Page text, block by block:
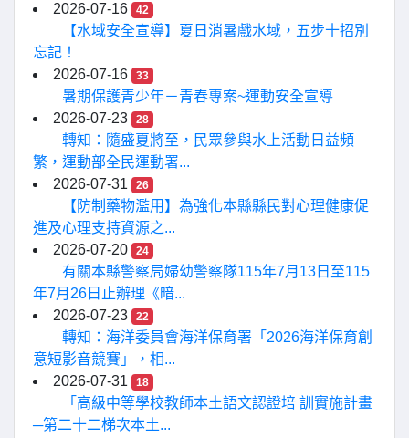
2026-07-16
42
【水域安全宣導】夏日消暑戲水域，五步十招別
忘記！
2026-07-16
33
暑期保護青少年－青春專案~運動安全宣導
2026-07-23
28
轉知：隨盛夏將至，民眾參與水上活動日益頻
繁，運動部全民運動署...
2026-07-31
26
【防制藥物濫用】為強化本縣縣民對心理健康促
進及心理支持資源之...
2026-07-20
24
有關本縣警察局婦幼警察隊115年7月13日至115
年7月26日止辦理《暗...
2026-07-23
22
轉知：海洋委員會海洋保育署「2026海洋保育創
意短影音競賽」，相...
2026-07-31
18
「高級中等學校教師本土語文認證培 訓實施計畫
─第二十二梯次本土...